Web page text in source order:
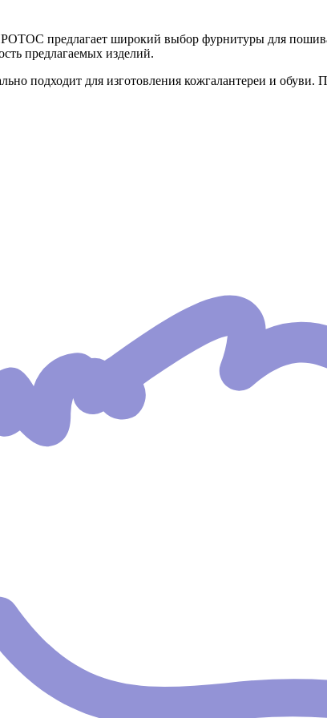
предлагает широкий выбор фурнитуры для
предлагаемых изделий.
подходит для изготовления кожгалантереи и